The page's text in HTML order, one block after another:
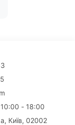
- 18:00
Київ, 02002